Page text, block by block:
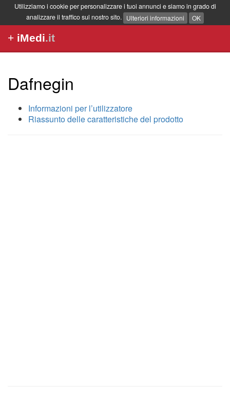
Utilizziamo i cookie per personalizzare i tuoi annunci e siamo in grado di
analizzare il traffico sul nostro sito. Ulteriori informazioni OK
+ iMedi.it
Dafnegin
Informazioni per l’utilizzatore
Riassunto delle caratteristiche del prodotto